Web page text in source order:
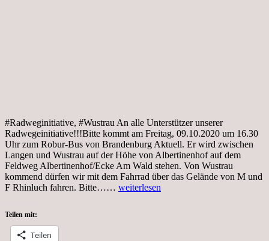
#Radweginitiative, #Wustrau An alle Unterstützer unserer
Radwegeinitiative!!!Bitte kommt am Freitag, 09.10.2020 um 16.30
Uhr zum Robur-Bus von Brandenburg Aktuell. Er wird zwischen
Langen und Wustrau auf der Höhe von Albertinenhof auf dem
Feldweg Albertinenhof/Ecke Am Wald stehen. Von Wustrau
kommend dürfen wir mit dem Fahrrad über das Gelände von M und
F Rhinluch fahren. Bitte…… Tag…,
weiterlesen
Teilen mit:
Teilen